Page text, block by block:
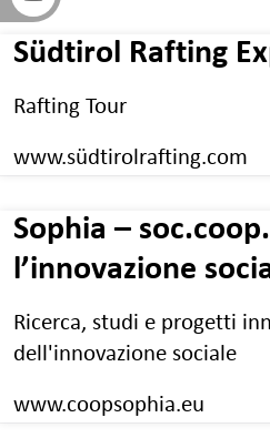
Südtirol Rafting
Rafting Tour
www.südtirolrafting.com
Sophia –
l’innovazione
Ricerca, studi e progetti
dell'innovazione sociale
www.coopsophia.eu